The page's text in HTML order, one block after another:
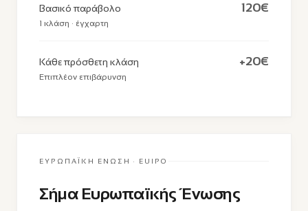
Βασικό παράβολο
1 κλάση · έγχαρτη
120€
Κάθε πρόσθετη κλάση
Επιπλέον επιβάρυνση
+20€
ΕΥΡΩΠΑΪΚΉ ΈΝΩΣΗ · EUIPO
Σήμα Ευρωπαϊκής Ένωσης